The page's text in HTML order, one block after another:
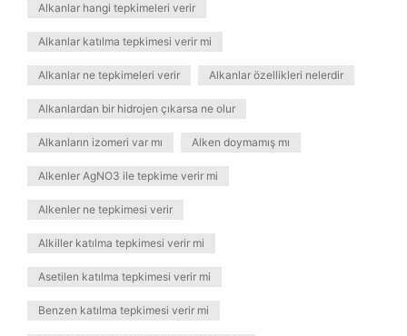
Alkanlar hangi tepkimeleri verir
Alkanlar katılma tepkimesi verir mi
Alkanlar ne tepkimeleri verir Alkanlar özellikleri nelerdir
Alkanlardan bir hidrojen çıkarsa ne olur
Alkanların izomeri var mı Alken doymamış mı
Alkenler AgNO3 ile tepkime verir mi
Alkenler ne tepkimesi verir
Alkiller katılma tepkimesi verir mi
Asetilen katılma tepkimesi verir mi
Benzen katılma tepkimesi verir mi